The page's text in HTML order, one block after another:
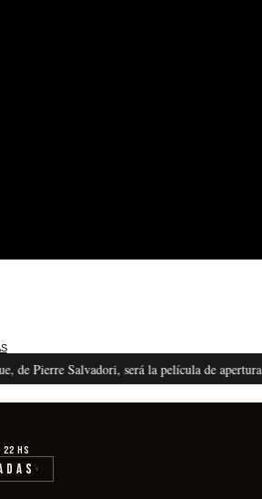
Salvadori, será la película de apertura de
hs
›